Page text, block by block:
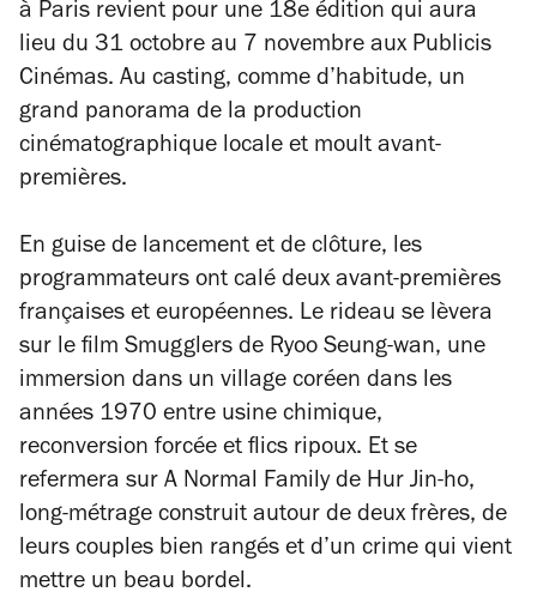
à Paris revient pour une 18e édition qui aura
lieu du 31 octobre au 7 novembre aux Publicis
Cinémas. Au casting, comme d’habitude, un
grand panorama de la production
cinématographique locale et moult avant-
premières.
En guise de lancement et de clôture, les
programmateurs ont calé deux avant-premières
françaises et européennes. Le rideau se lèvera
sur le film Smugglers de Ryoo Seung-wan, une
immersion dans un village coréen dans les
années 1970 entre usine chimique,
reconversion forcée et flics ripoux. Et se
refermera sur A Normal Family de Hur Jin-ho,
long-métrage construit autour de deux frères, de
leurs couples bien rangés et d’un crime qui vient
mettre un beau bordel.